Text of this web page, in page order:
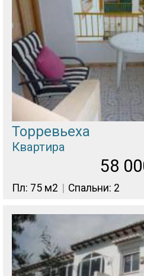
Торревьеха
Квартира
58
Пл: 75 м2 Спальни: 2